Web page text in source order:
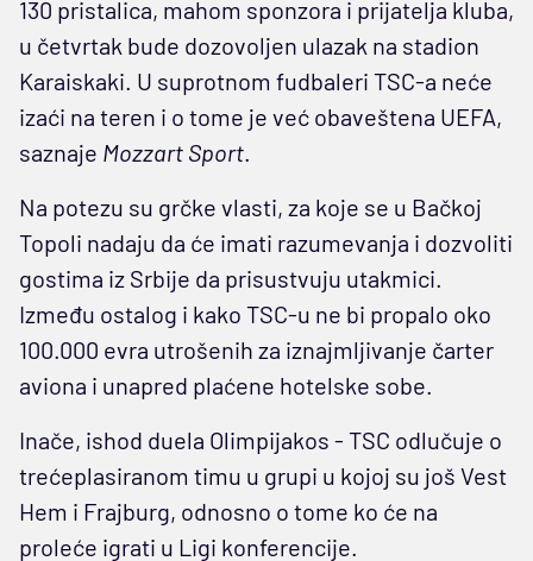
130 pristalica, mahom sponzora i prijatelja kluba,
u četvrtak bude dozovoljen ulazak na stadion
Karaiskaki. U suprotnom fudbaleri TSC-a neće
izaći na teren i o tome je već obaveštena UEFA,
saznaje Mozzart Sport.
Na potezu su grčke vlasti, za koje se u Bačkoj
Topoli nadaju da će imati razumevanja i dozvoliti
gostima iz Srbije da prisustvuju utakmici.
Između ostalog i kako TSC-u ne bi propalo oko
100.000 evra utrošenih za iznajmljivanje čarter
aviona i unapred plaćene hotelske sobe.
Inače, ishod duela Olimpijakos - TSC odlučuje o
trećeplasiranom timu u grupi u kojoj su još Vest
Hem i Frajburg, odnosno o tome ko će na
proleće igrati u Ligi konferencije.